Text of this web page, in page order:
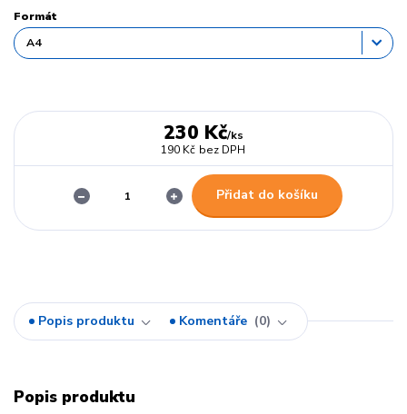
Formát
230 Kč/ks
190 Kč bez DPH
Přidat do košíku
Popis produktu Komentáře 0
Popis produktu